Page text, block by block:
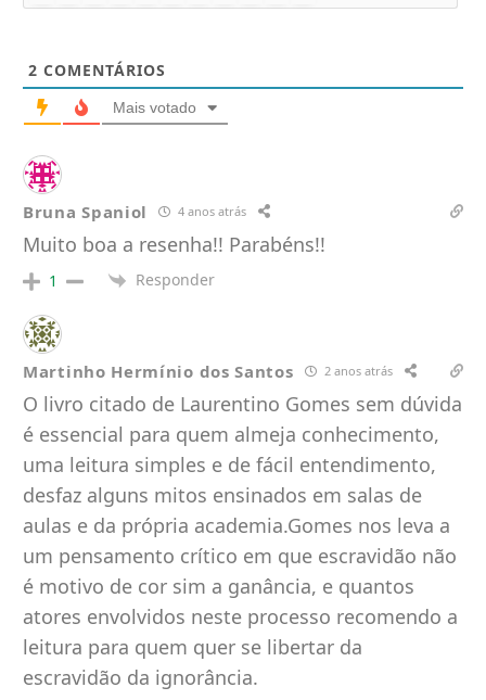
2 COMENTÁRIOS
Mais votado
Bruna Spaniol 4 anos atrás
Muito boa a resenha!! Parabéns!!
1 Responder
Martinho Hermínio dos Santos 2 anos atrás
O livro citado de Laurentino Gomes sem dúvida
é essencial para quem almeja conhecimento,
uma leitura simples e de fácil entendimento,
desfaz alguns mitos ensinados em salas de
aulas e da própria academia.Gomes nos leva a
um pensamento crítico em que escravidão não
é motivo de cor sim a ganância, e quantos
atores envolvidos neste processo recomendo a
leitura para quem quer se libertar da
escravidão da ignorância.